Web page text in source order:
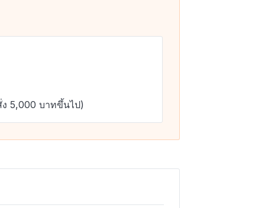
5,000 บาทขึ้นไป)